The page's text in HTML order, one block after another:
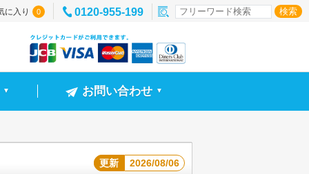
に入り 0 0120-955-199
▼ お問い合わせ ▼
更新 2026/08/06